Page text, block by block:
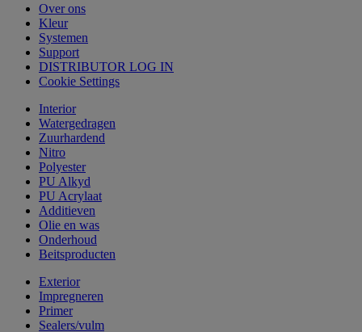
Over ons
Kleur
Systemen
Support
DISTRIBUTOR LOG IN
Cookie Settings
Interior
Watergedragen
Zuurhardend
Nitro
Polyester
PU Alkyd
PU Acrylaat
Additieven
Olie en was
Onderhoud
Beitsproducten
Exterior
Impregneren
Primer
Sealers/vulm